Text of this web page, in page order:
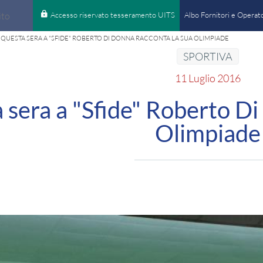
Accesso riservato tesseramento UITS Albo Fornitori e
QUESTA SERA A "SFIDE" ROBERTO DI DONNA RACCONTA LA SUA OLIMPIADE
cerca
Partecipa
Accesso
Antidoping
SPORTIVA
11 Luglio 2016
sera a "Sfide" Roberto
Olimpiade